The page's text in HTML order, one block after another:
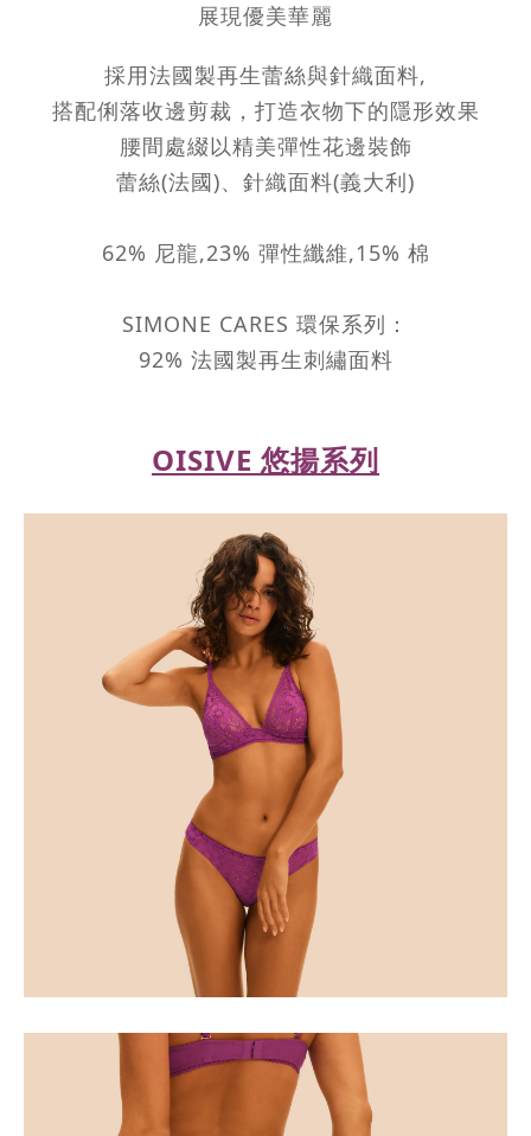
展現優美華麗
採用法國製再生蕾絲與針織面料,
搭配俐落收邊剪裁，打造衣物下的隱形效果
腰間處綴以精美彈性花邊裝飾
蕾絲(法國)、針織面料(義大利)
62% 尼龍,23% 彈性纖維,15% 棉
SIMONE CARES 環保系列：
92% 法國製再生刺繡面料
OISIVE 悠揚系列